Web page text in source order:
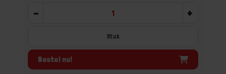
- +
Stuk
Bestel nu!